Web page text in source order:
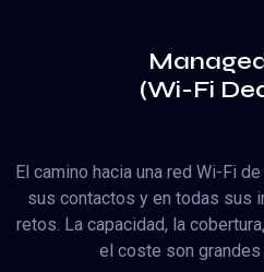
(Wi-Fi
El camino hacia una red Wi-Fi
sus contactos y en todas sus
retos. La capacidad, la
el coste son